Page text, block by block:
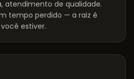
atendimento de qualidade.
tempo perdido — a raiz é
estiver.